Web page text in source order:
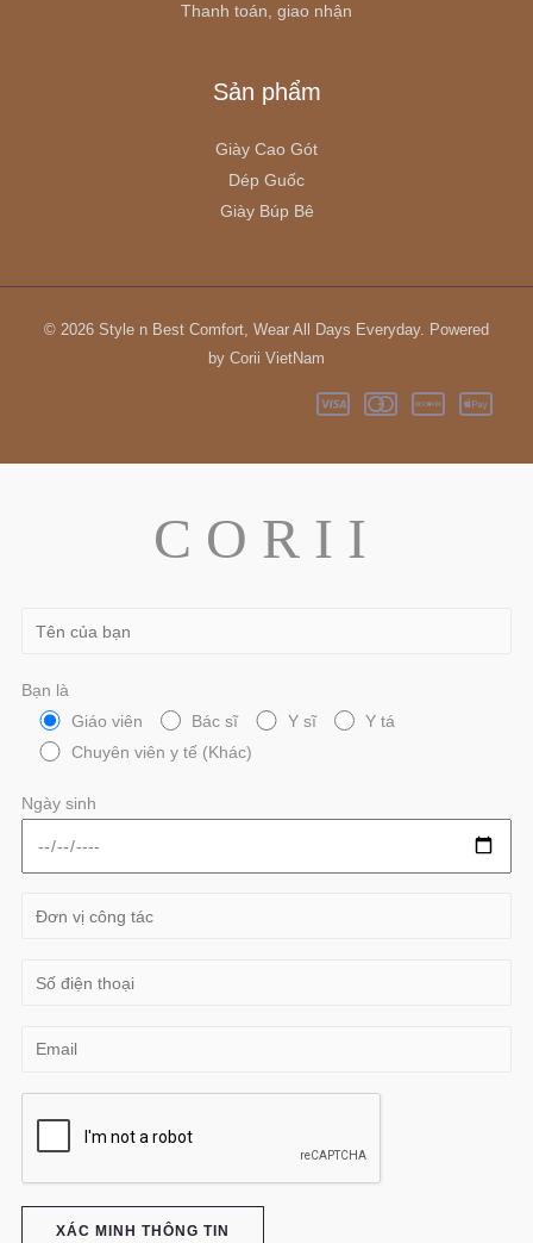
Thanh toán, giao nhận
Sản phẩm
Giày Cao Gót
Dép Guốc
Giày Búp Bê
© 2026 Style n Best Comfort, Wear All Days Everyday. Powered
by Corii VietNam
C O R I I
Bạn là
Giáo viên
Bác sĩ Y sĩ
Y tá
Chuyên viên y tế (Khác)
Ngày sinh